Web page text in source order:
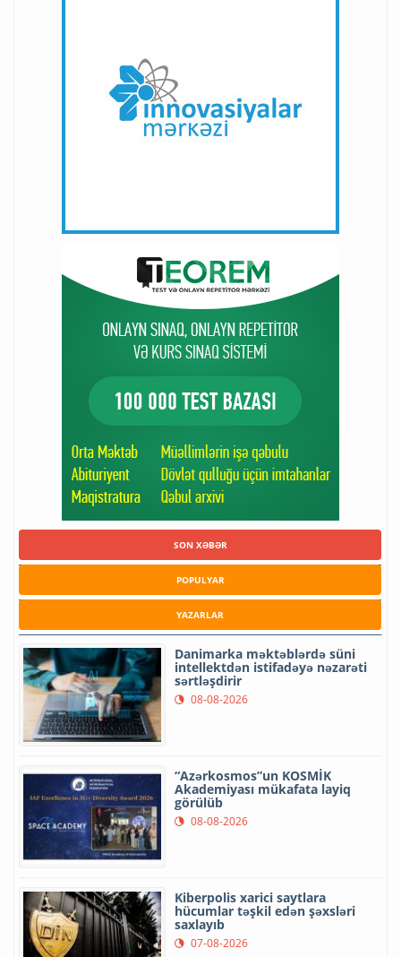
SON XƏBƏR
POPULYAR
YAZARLAR
Danimarka məktəblərdə süni
intellektdən istifadəyə nəzarəti
sərtləşdirir
08-08-2026
“Azərkosmos”un KOSMİK
Akademiyası mükafata layiq
görülüb
08-08-2026
Kiberpolis xarici saytlara
hücumlar təşkil edən şəxsləri
saxlayıb
07-08-2026